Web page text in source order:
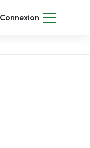
Connexion